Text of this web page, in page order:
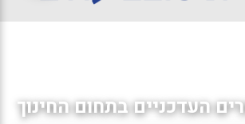
העדכניים בתחום החינוך